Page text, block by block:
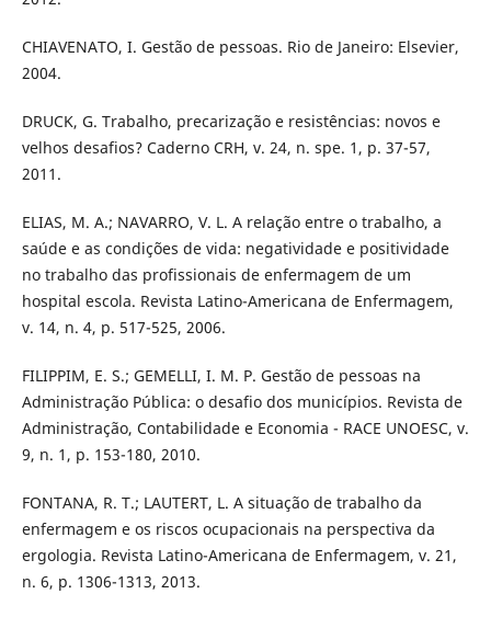
CHIAVENATO, I. Gestão de pessoas. Rio de Janeiro: Elsevier,
2004.
DRUCK, G. Trabalho, precarização e resistências: novos e
velhos desafios? Caderno CRH, v. 24, n. spe. 1, p. 37-57,
2011.
ELIAS, M. A.; NAVARRO, V. L. A relação entre o trabalho, a
saúde e as condições de vida: negatividade e positividade
no trabalho das profissionais de enfermagem de um
hospital escola. Revista Latino-Americana de Enfermagem,
v. 14, n. 4, p. 517-525, 2006.
FILIPPIM, E. S.; GEMELLI, I. M. P. Gestão de pessoas na
Administração Pública: o desafio dos municípios. Revista de
Administração, Contabilidade e Economia - RACE UNOESC, v.
9, n. 1, p. 153-180, 2010.
FONTANA, R. T.; LAUTERT, L. A situação de trabalho da
enfermagem e os riscos ocupacionais na perspectiva da
ergologia. Revista Latino-Americana de Enfermagem, v. 21,
n. 6, p. 1306-1313, 2013.